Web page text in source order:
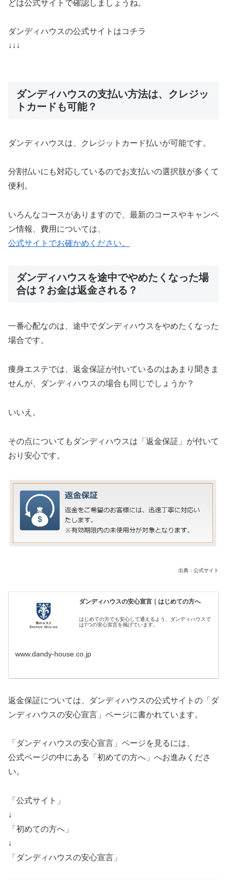
どは公式サイトで確認しましょうね。
ダンディハウスの公式サイトはコチラ
↓↓↓
ダンディハウスの支払い方法は、クレジッ
トカードも可能？
ダンディハウスは、クレジットカード払いが可能です。
分割払いにも対応しているのでお支払いの選択肢が多くて
便利。
いろんなコースがありますので、最新のコースやキャンペ
ン情報、費用については、
公式サイトでお確かめください。
ダンディハウスを途中でやめたくなった場
合は？お金は返金される？
一番心配なのは、途中でダンディハウスをやめたくなった
場合です。
痩身エステでは、返金保証が付いているのはあまり聞きま
せんが、ダンディハウスの場合も同じでしょうか？
いいえ。
その点についてもダンディハウスは「返金保証」が付いて
おり安心です。
出典：公式サイト
ダンディハウスの安心宣言｜はじめての方へ
はじめての方でも安心して通えるよう、ダンディハウスで
は7つの安心宣言を掲げています。
www.dandy-house.co.jp
返金保証については、ダンディハウスの公式サイトの「ダ
ンディハウスの安心宣言」ページに書かれています。
「ダンディハウスの安心宣言」ページを見るには、
公式ページの中にある「初めての方へ」へお進みくださ
い。
「公式サイト」
↓
「初めての方へ」
↓
「ダンディハウスの安心宣言」